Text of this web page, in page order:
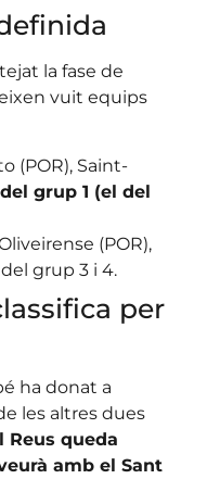
la fase de
vuit equips
(POR), Saint-
grup 1 (el del
(POR),
grup 3 i 4.
per
ha donat a
les altres dues
Reus queda
amb el Sant